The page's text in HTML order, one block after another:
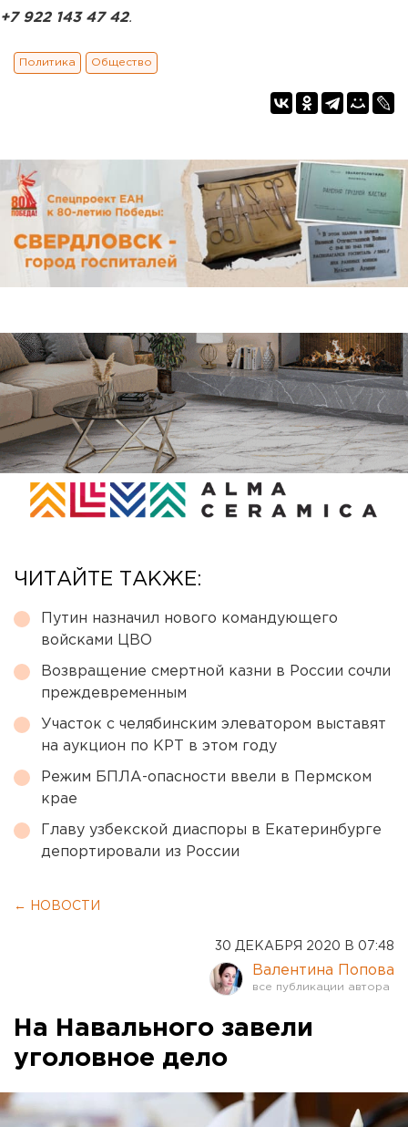
+7 922 143 47 42.
Политика Общество
ЧИТАЙТЕ ТАКЖЕ:
Путин назначил нового командующего
войсками ЦВО
Возвращение смертной казни в России сочли
преждевременным
Участок с челябинским элеватором выставят
на аукцион по КРТ в этом году
Режим БПЛА-опасности ввели в Пермском
крае
Главу узбекской диаспоры в Екатеринбурге
депортировали из России
← НОВОСТИ
30 ДЕКАБРЯ 2020 В 07:48
Валентина Попова
На Навального завели
уголовное дело